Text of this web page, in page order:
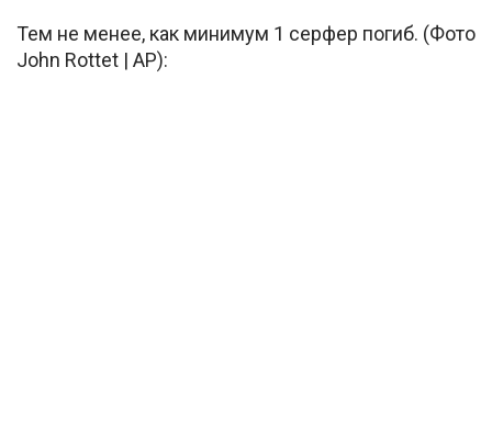
Тем не менее, как минимум 1 серфер погиб. (Фото
John Rottet | AP):